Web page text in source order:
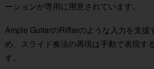
ーションが専用に用意されています。
Ample GuitarのRifferのような入力を支援
め、スライド奏法の再現は手動で表現す
す。